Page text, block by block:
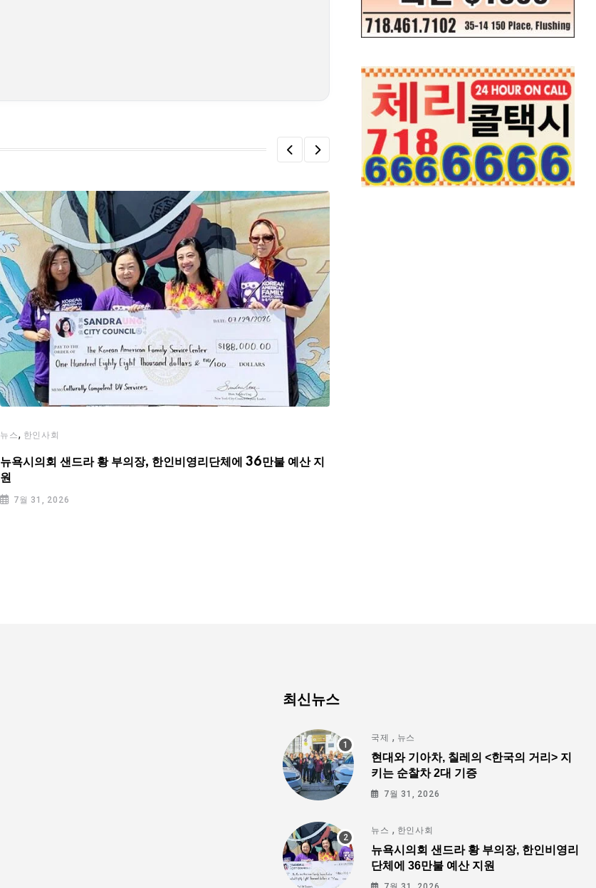
뉴스, 한인사회
뉴욕시의회 샌드라 황 부의장, 한인비영리단체에 36만불 예산 지
원
7월 31, 2026
최신뉴스
국제 , 뉴스
현대와 기아차, 칠레의 <한국의 거리> 지
키는 순찰차 2대 기증
7월 31, 2026
뉴스 , 한인사회
뉴욕시의회 샌드라 황 부의장, 한인비영리
단체에 36만불 예산 지원